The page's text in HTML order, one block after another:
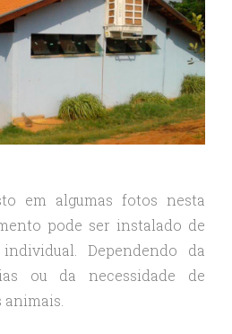
em algumas fotos nesta
pode ser instalado de
Dependendo da
ou da necessidade de
animais.